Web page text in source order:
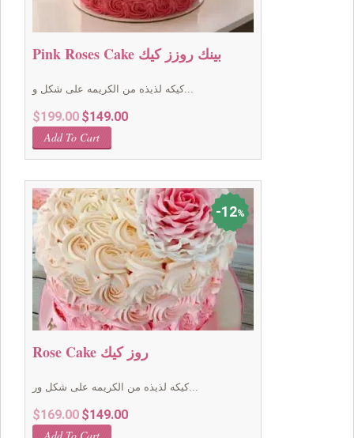
Pink Roses Cake بينك روزز كيك
كيكه لذيذه من الكريمه على شكل و...
$199.00 Original
price
was:
$149.00Current
Add To Cart
12%
Rose Cake روز كيك
$169.00 Original
price
$149.00Current